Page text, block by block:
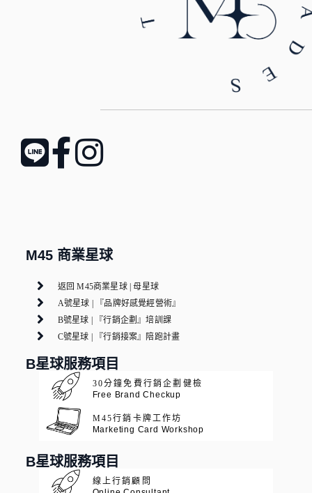
M45 商業星球
返回 M45商業星球 | 母星球
A號星球 | 『品牌好感覺經營術』
B號星球 | 『行銷企劃』培訓課
C號星球 | 『行銷接案』陪跑計畫
B星球服務項目
30分鐘免費行銷企劃健檢
Free Brand Checkup
M45行銷卡牌工作坊
Marketing Card Workshop
B星球服務項目
線上行銷顧問